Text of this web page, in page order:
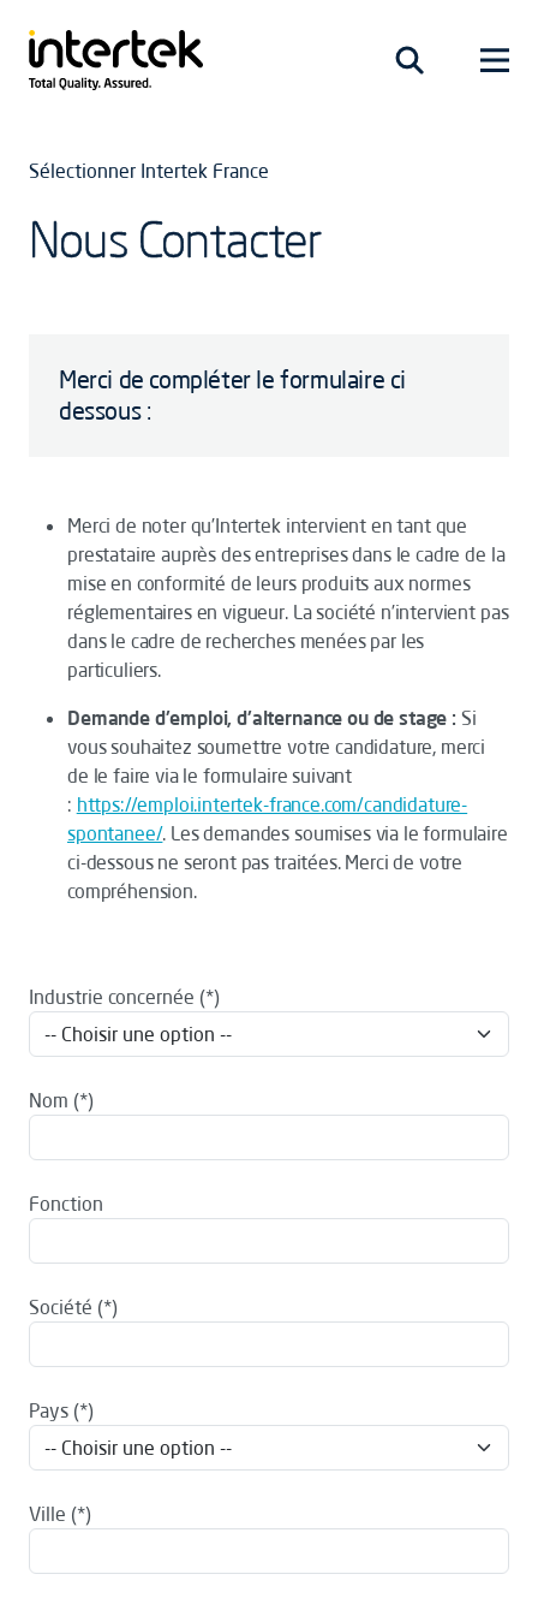
Sélectionner Intertek France
Nous Contacter
Merci de compléter le formulaire ci
dessous :
Merci de noter qu’Intertek intervient en tant que
prestataire auprès des entreprises dans le cadre de la
mise en conformité de leurs produits aux normes
réglementaires en vigueur. La société n’intervient pas
dans le cadre de recherches menées par les
particuliers.
Demande d'emploi, d'alternance ou de stage : Si
vous souhaitez soumettre votre candidature, merci
de le faire via le formulaire suivant
: https://emploi.intertek-france.com/candidature-
spontanee/. Les demandes soumises via le formulaire
ci-dessous ne seront pas traitées. Merci de votre
compréhension.
Industrie concernée
Nom
Fonction
Société
Pays
Ville